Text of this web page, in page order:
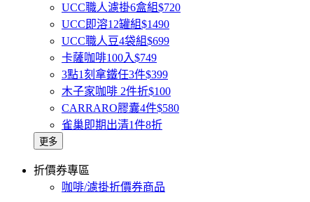
UCC職人濾掛6盒組$720
UCC即溶12罐組$1490
UCC職人豆4袋組$699
卡薩咖啡100入$749
3點1刻拿鐵任3件$399
木子家咖啡 2件折$100
CARRARO膠囊4件$580
雀巢即期出清1件8折
更多
折價券專區
咖啡/濾掛折價券商品